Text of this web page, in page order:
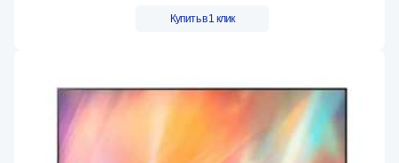
Купить в 1 клик